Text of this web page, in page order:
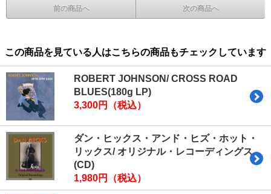
前の商品へ 次の商品へ
この商品を見ている人はこちらの商品もチェックしています
ROBERT JOHNSON/ CROSS ROAD
BLUES(180g LP)
3,300円（税込）
ダン・ヒックス・アンド・ヒズ・ホット・
リックス/ オリジナル・レコーディングス
(CD)
1,980円（税込）